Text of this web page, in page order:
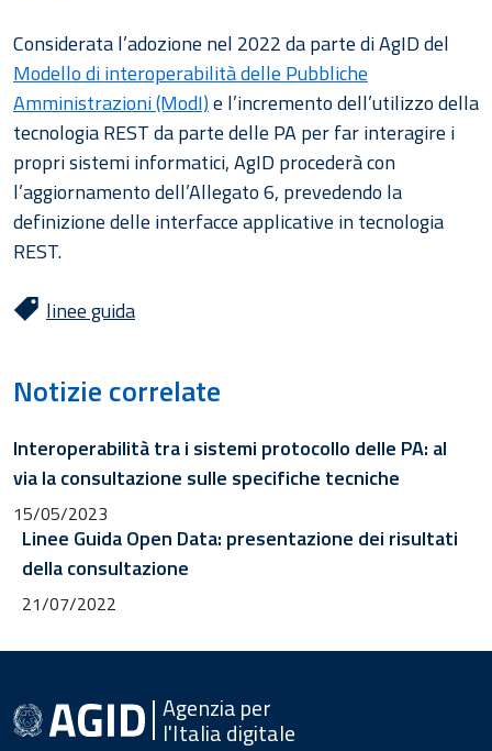
Considerata l’adozione nel 2022 da parte di AgID del
Modello di interoperabilità delle Pubbliche
Amministrazioni (ModI)e l’incremento dell’utilizzo della
tecnologia REST da parte delle PA per far interagire i
propri sistemi informatici, AgID procederà con
l’aggiornamento dell’Allegato 6, prevedendo la
definizione delle interfacce applicative in tecnologia
REST.
linee guida
Notizie correlate
Interoperabilità tra i sistemi protocollo delle PA: al
via la consultazione sulle specifiche tecniche
15/05/2023
Linee Guida Open Data: presentazione dei risultati
della consultazione
21/07/2022
Agenzia per
l'Italia digitale